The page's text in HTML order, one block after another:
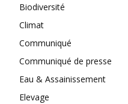
Biodiversité
Climat
Communiqué
Communiqué de presse
Eau & Assainissement
Elevage